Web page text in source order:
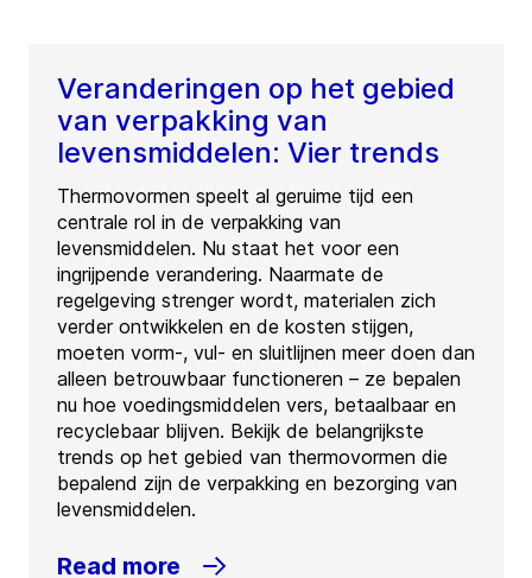
Veranderingen op het gebied
van verpakking van
levensmiddelen: Vier trends
Thermovormen speelt al geruime tijd een
centrale rol in de verpakking van
levensmiddelen. Nu staat het voor een
ingrijpende verandering. Naarmate de
regelgeving strenger wordt, materialen zich
verder ontwikkelen en de kosten stijgen,
moeten vorm-, vul- en sluitlijnen meer doen dan
alleen betrouwbaar functioneren – ze bepalen
nu hoe voedingsmiddelen vers, betaalbaar en
recyclebaar blijven. Bekijk de belangrijkste
trends op het gebied van thermovormen die
bepalend zijn de verpakking en bezorging van
levensmiddelen.
Read more